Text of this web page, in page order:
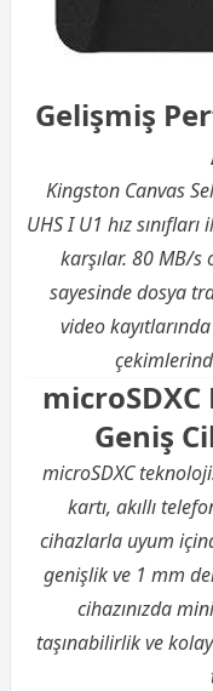
Gelişmiş
Kingston Canvas
UHS I U1 hız
karşılar. 80 MB/s
sayesinde dosya
video
Geniş
microSDXC
kartı, akıllı
cihazlarla uyum
genişlik ve 1 mm
cihazınızda
taşınabilirlik ve